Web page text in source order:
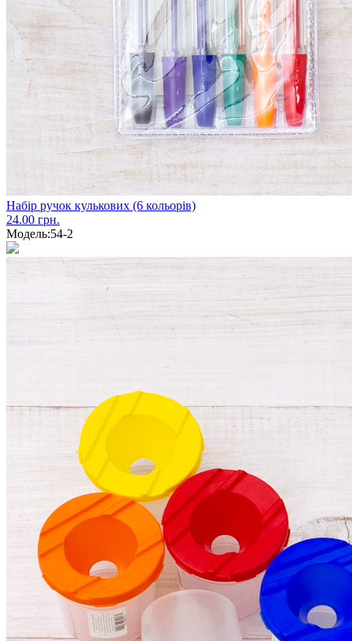
Набір ручок кулькових (6 кольорів)
24.00 грн.
Модель:54-2